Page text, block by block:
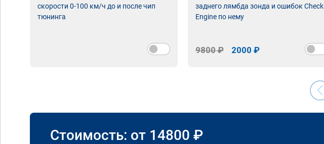
скорости 0-100 км/ч до и после чип
тюнинга
заднего лямбда зонда и ошибок Check
Engine по нему
9800 ₽ 2000 ₽
Стоимость: от 14800 ₽